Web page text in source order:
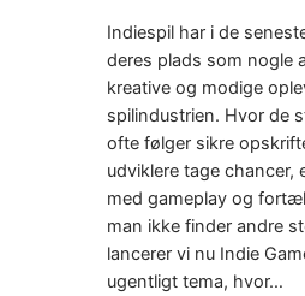
Indiespil har i de
deres plads som nogle
kreative og modige
spilindustrien. Hvor de
ofte følger sikre
udviklere tage chancer,
med gameplay og
man ikke finder andre
lancerer vi nu Indie
ugentligt tema, hvor…